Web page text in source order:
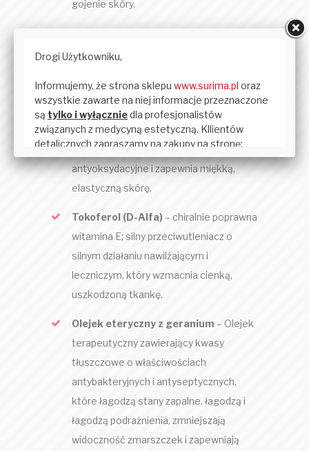
gojenie skóry.
Omega 9)
wzmacnia integralność błony
komórkowej, wspomaga regenerację
skóry, nawilża, poprawia krążenie i
elastyczność, zapewnia wsparcie
antyoksydacyjne i zapewnia miękką,
elastyczną skórę.
Tokoferol (D-Alfa) – chiralnie poprawna
witamina E; silny przeciwutleniacz o
silnym działaniu nawilżającym i
leczniczym, który wzmacnia cienką,
uszkodzoną tkankę.
Olejek eteryczny z geranium – Olejek
terapeutyczny zawierający kwasy
tłuszczowe o właściwościach
antybakteryjnych i antyseptycznych,
które łagodzą stany zapalne, łagodzą i
łagodzą podrażnienia, zmniejszają
widoczność zmarszczek i zapewniają